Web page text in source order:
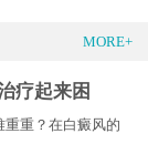
MORE+
疗起来困
重重？在白癜风的